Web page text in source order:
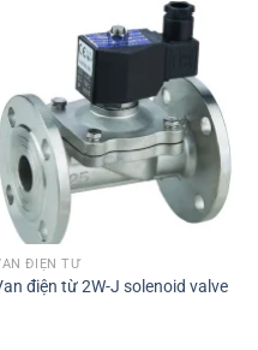
ĐIỆN TỪ
điện từ 2W-J solenoid valve